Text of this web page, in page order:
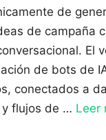
de
de campaña
El
de bots de
conectados a
y flujos de … Leer